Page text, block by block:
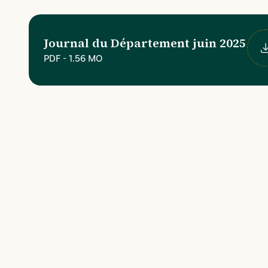
Journal du Département juin 2025
PDF - 1.56 MO